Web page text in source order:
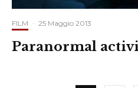
FILM · 25 Maggio 2013
Paranormal